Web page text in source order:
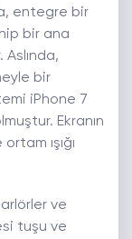
entegre bir
bir ana
bir
iPhone 7
Ekranın
ışığı
ve
tuşu ve